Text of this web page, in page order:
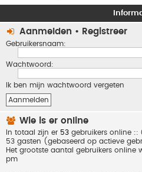
Aanmelden • Registreer
Gebruikersnaam:
Wachtwoord:
Ik ben mijn wachtwoord vergeten
Wie is er online
In totaal zijn er 53 gebruikers online ::
53 gasten (gebaseerd op actieve
Het grootste aantal gebruikers online
pm